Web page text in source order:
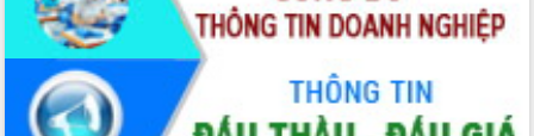
Đắk Lắk sơ kết 4 năm triển khai thực
hiện Đề án 06 của Chính phủ
Họp báo thông tin về Hội nghị Công bố
Quy hoạch và Xúc tiến đầu tư tỉnh Đắk
Lắk